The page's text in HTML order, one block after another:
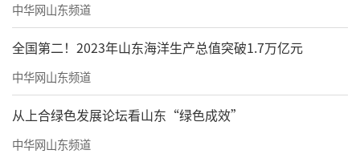
中华网山东频道
全国第二！2023年山东海洋生产总值突破1.7万亿元
中华网山东频道
从上合绿色发展论坛看山东“绿色成效”
中华网山东频道